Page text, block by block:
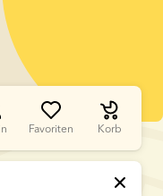
Favoriten Korb